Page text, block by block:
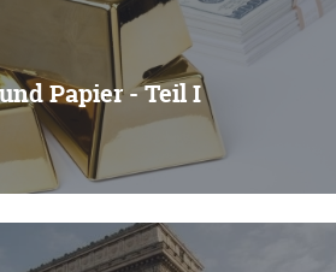
Papier - Teil I